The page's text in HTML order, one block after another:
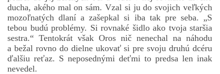
ducha, akého mal on sám. Vzal si ju do svojich veľkých
mozoľnatých dlaní a zašepkal si iba tak pre seba. „S
tebou budú problémy. Si rovnaké šidlo ako tvoja staršia
sestra.“ Tentokrát však Oros nič nenechal na náhodu
a bežal rovno do dielne ukovať si pre svoju druhú dcéru
ďalšiu reťaz. S neposednými deťmi to predsa len inak
nevedel.